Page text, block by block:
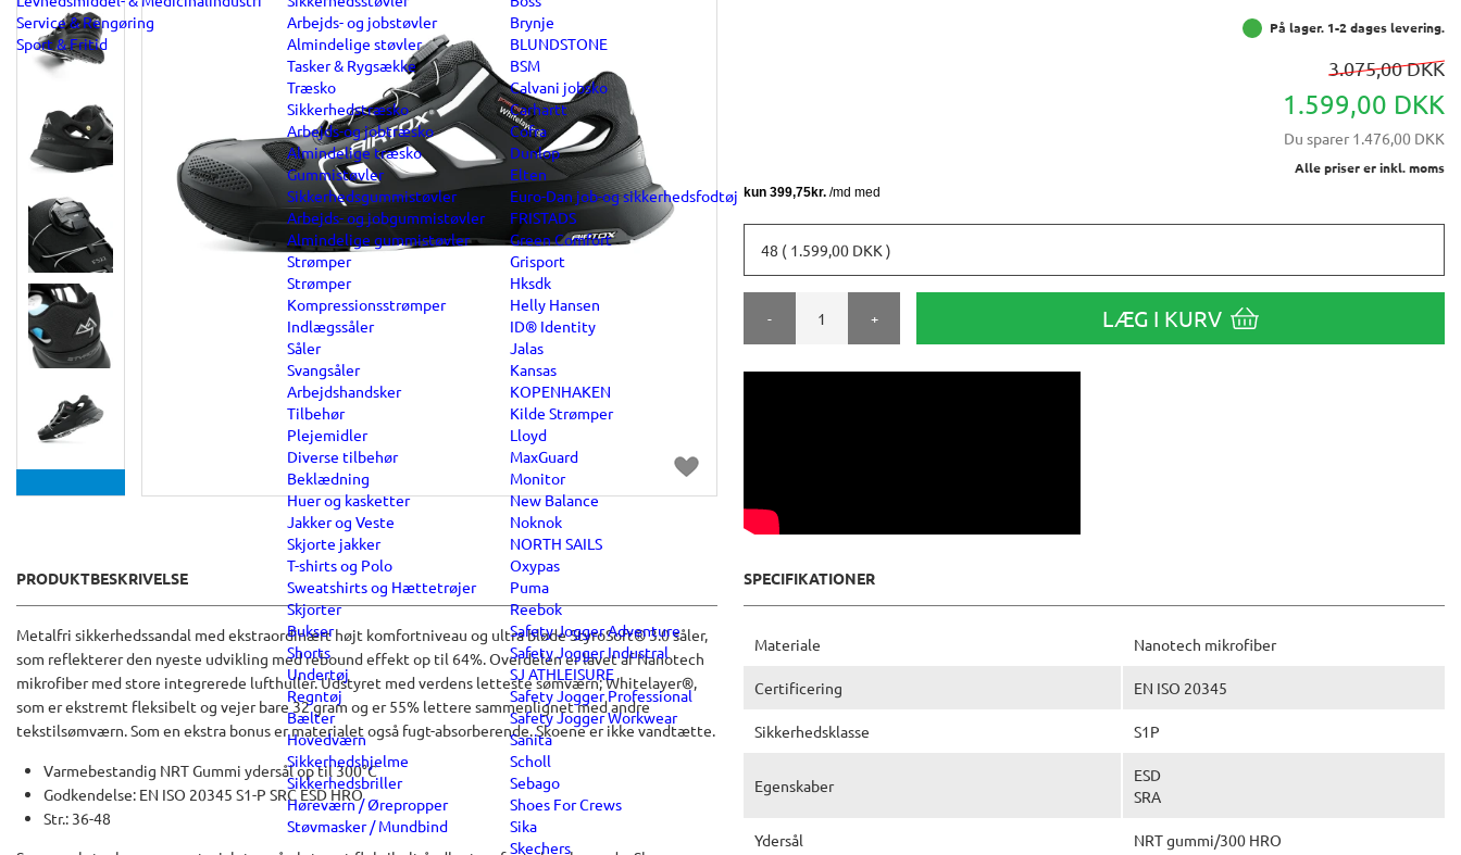
Service & Rengøring
Sport & Fritid
Arbejds- og jobstøvler
Almindelige støvler
Tasker & Rygsække
Træsko
Sikkerhedstræsko
Arbejds-og jobtræsko
Almindelige træsko
Gummistøvler
Sikkerhedsgummistøvler
Arbejds- og jobgummistøvler
Almindelige gummistøvler
Strømper
Strømper
Kompressionsstrømper
Indlægssåler
Såler
Svangsåler
Arbejdshandsker
Tilbehør
Plejemidler
Diverse tilbehør
Beklædning
Huer og kasketter
Jakker og Veste
Skjorte jakker
T-shirts og Polo
Sweatshirts og Hættetrøjer
Skjorter
Bukser
Shorts
Undertøj
Regntøj
Bælter
Hovedværn
Sikkerhedshjelme
Sikkerhedsbriller
Høreværn / Ørepropper
Støvmasker / Mundbind
Brynje
BLUNDSTONE
BSM
Calvani jobsko
Carhartt
Cofra
Dunlop
Elten
Euro-Dan job-og sikkerhedsfodtøj
FRISTADS
Green Comfort
Grisport
Hksdk
Helly Hansen
ID® Identity
Jalas
Kansas
KOPENHAKEN
Kilde Strømper
Lloyd
MaxGuard
Monitor
New Balance
Noknok
NORTH SAILS
Oxypas
Puma
Reebok
Safety Jogger Adventure
Safety Jogger Industral
SJ ATHLEISURE
Safety Jogger Professional
Safety Jogger Workwear
Sanita
Scholl
Sebago
Shoes For Crews
Sika
Skechers
På lager. 1-2 dages levering.
3.075,00 DKK
1.599,00 DKK
Du sparer 1.476,00 DKK
Alle priser er inkl. moms
48 ( 1.599,00 DKK )
- + LÆG I KURV
PRODUKTBESKRIVELSE
Metalfri sikkerhedssandal med ekstraordinært højt komfortniveau og ultra bløde StyroSoft® 3.0 såler,
som reflekterer den nyeste udvikling med rebound effekt op til 64%. Overdelen er lavet af Nanotech
mikrofiber med store integrerede lufthuller. Udstyret med verdens letteste sømværn; Whitelayer®,
som er ekstremt fleksibelt og vejer bare 32 gram og er 55% lettere sammenlignet med andre
tekstilsømværn. Som en ekstra bonus er materialet også fugt-absorberende. Skoene er ikke vandtætte.
Varmebestandig NRT Gummi ydersål op til 300°C
Godkendelse: EN ISO 20345 S1-P SRC ESD HRO
Str.: 36-48
SPECIFIKATIONER
Materiale Nanotech mikrofiber
Certificering EN ISO 20345
Sikkerhedsklasse S1P
Egenskaber
ESD
SRA
Ydersål NRT gummi/300 HRO